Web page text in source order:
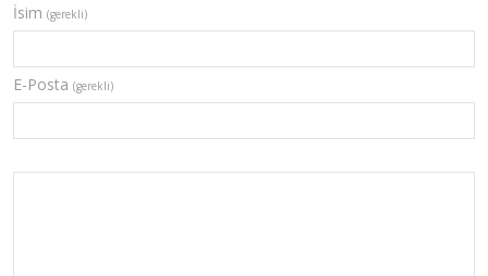
İsim (gerekli)
E-Posta (gerekli)